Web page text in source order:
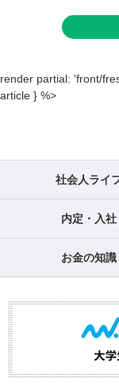
render partial: 'front/
article } %>
社会人ライ
内定・入社
お金の知識